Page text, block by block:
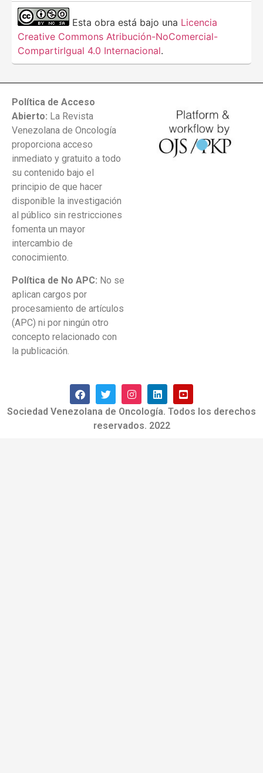
Esta obra está bajo una Licencia
Creative Commons Atribución-NoComercial-
CompartirIgual 4.0 Internacional.
Política de Acceso
Abierto: La Revista
Venezolana de Oncología
proporciona acceso
inmediato y gratuito a todo
su contenido bajo el
principio de que hacer
disponible la investigación
al público sin restricciones
fomenta un mayor
intercambio de
conocimiento.
Política de No APC: No se
aplican cargos por
procesamiento de artículos
(APC) ni por ningún otro
concepto relacionado con
la publicación.
Sociedad Venezolana de Oncología. Todos los derechos
reservados. 2022